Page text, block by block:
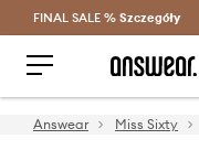
FINAL SALE % Szczegóły
Answear Miss Sixty